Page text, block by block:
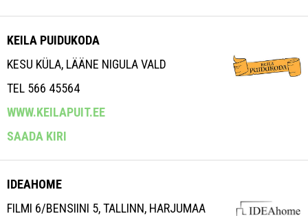
KEILA PUIDUKODA
KESU KÜLA, LÄÄNE NIGULA VALD
TEL 566 45564
WWW.KEILAPUIT.EE
SAADA KIRI
IDEAHOME
FILMI 6/BENSIINI 5, TALLINN, HARJUMAA